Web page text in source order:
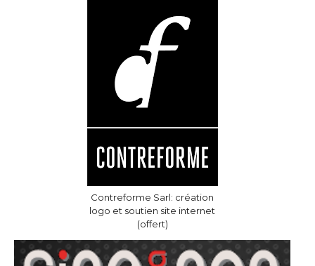
Contreforme Sarl: création
logo et soutien site internet
(offert)